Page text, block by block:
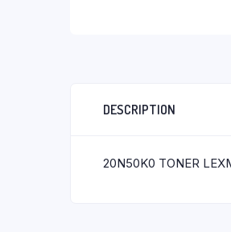
DESCRIPTION
20N50K0 TONER